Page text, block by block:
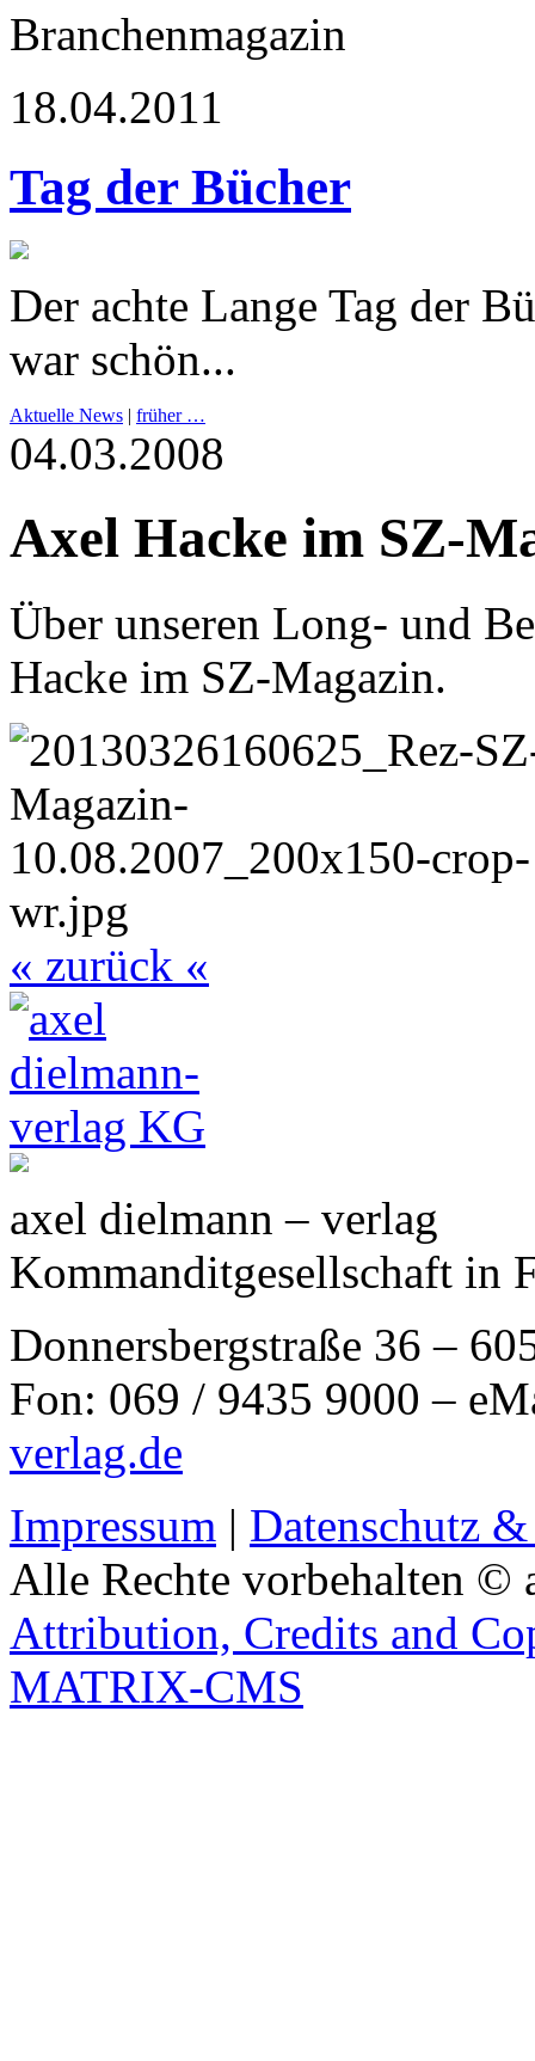
Branchenmagazin
18.04.2011
Tag der Bücher
Der achte Lange Tag der
war schön...
Aktuelle News | früher …
04.03.2008
Axel Hacke im SZ-
Über unseren Long- und
Hacke im SZ-Magazin.
« zurück «
axel dielmann – verlag
Kommanditgesellschaft in
Donnersbergstraße 36 –
Fon: 069 / 9435 9000 –
verlag.de
Impressum | Datenschutz
Alle Rechte vorbehalten ©
Attribution, Credits and
MATRIX-CMS